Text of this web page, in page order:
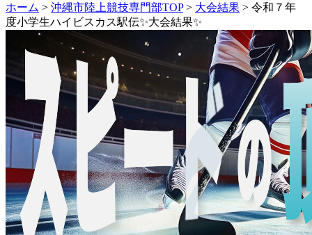
ホーム > 沖縄市陸上競技専門部TOP> 大会結果 > 令和７年
度小学生ハイビスカス駅伝✨大会結果✨